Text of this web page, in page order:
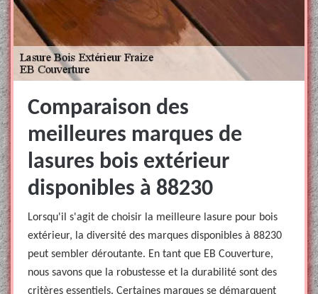
Comparaison des
meilleures marques de
lasures bois extérieur
disponibles à 88230
Lorsqu'il s'agit de choisir la meilleure lasure pour bois
extérieur, la diversité des marques disponibles à 88230
peut sembler déroutante. En tant que EB Couverture,
nous savons que la robustesse et la durabilité sont des
critères essentiels. Certaines marques se démarquent